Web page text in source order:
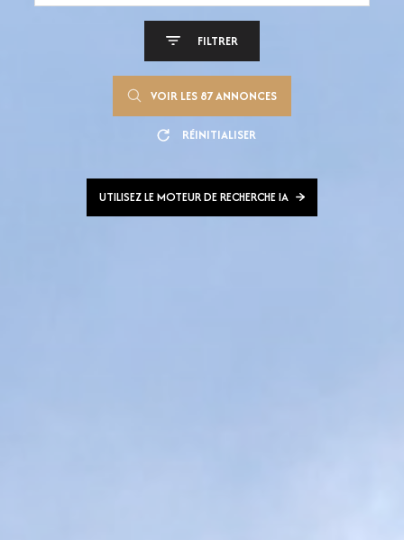
FILTRER
VOIR LES 87ANNONCES
RÉINITIALISER
UTILISEZ LE MOTEUR DE RECHERCHE IA